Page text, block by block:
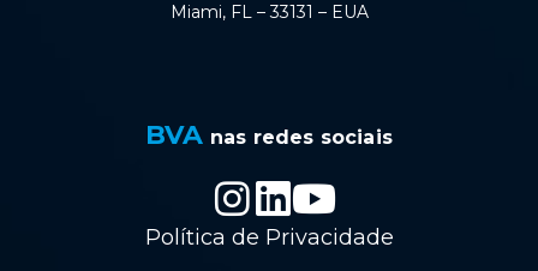
Miami, FL – 33131 – EUA
BVA nas redes sociais
Política de Privacidade